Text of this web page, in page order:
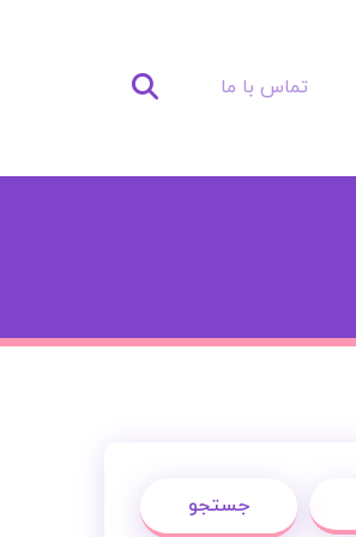
تماس با ما
جستجو